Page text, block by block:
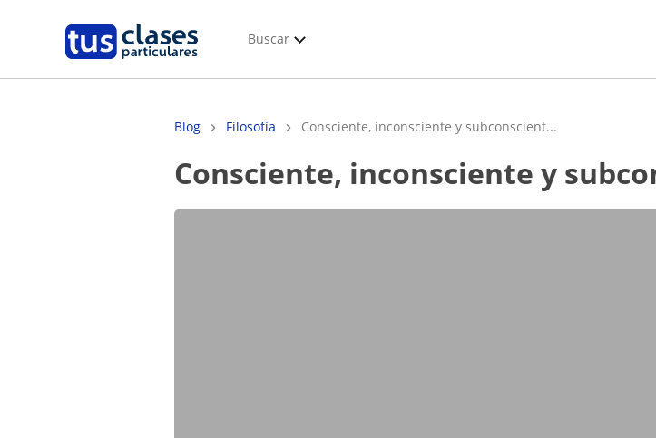
Buscar
Blog Filosofía Consciente, inconsciente y subconscient...
Consciente, inconsciente y